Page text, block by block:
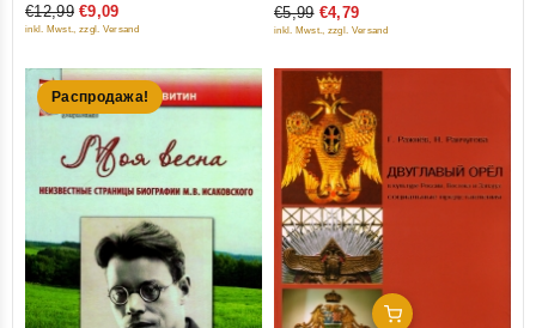
5
€12,99 €9,09
inkl. Mwst., zzgl. Versand
5
€5,99 €4,79
inkl. Mwst., zzgl. Versand
Распродажа!
Добавить В Корзину